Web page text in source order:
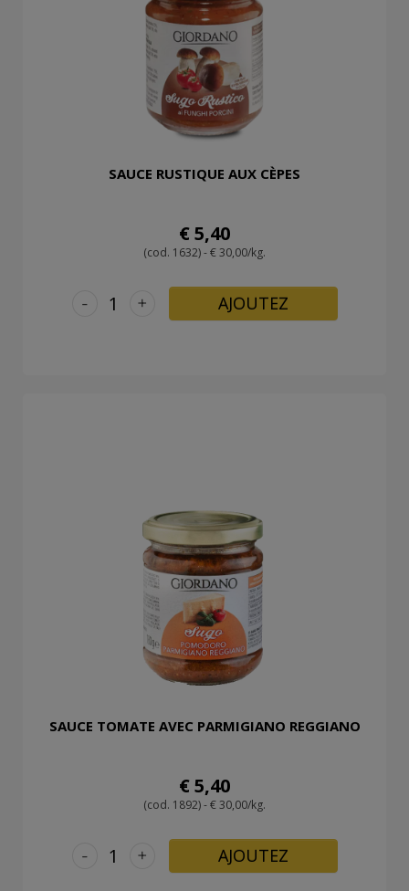
SAUCE RUSTIQUE AUX CÈPES
€ 5,40
(cod. 1632) - € 30,00/kg.
+
- AJOUTEZ
SAUCE TOMATE AVEC PARMIGIANO REGGIANO
€ 5,40
(cod. 1892) - € 30,00/kg.
+
- AJOUTEZ